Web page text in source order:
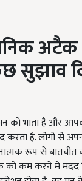
सुझाव
को भाता है और
है. लोगों से
रूप से
को कम करने में